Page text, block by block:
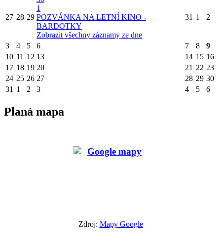
27 28 29
1
POZVÁNKA NA LETNÍ KINO -
BARDOTKY
Zobrazit všechny záznamy ze dne
31 1 2
3 4 5 6 7 8
9
10 11 12 13 14 15 16
17 18 19 20 21 22 23
24 25 26 27 28 29 30
31 1 2 3 4 5 6
Planá mapa
Zdroj: Mapy Google